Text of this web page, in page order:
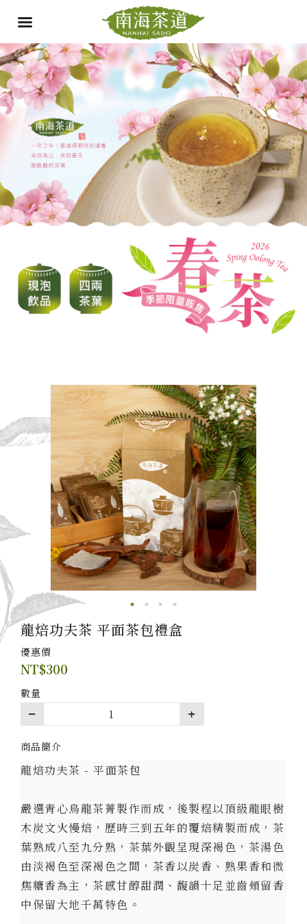
龍焙功夫茶 平面茶包禮盒
優惠價
NT$300
數量
商品簡介
龍焙功夫茶 - 平面茶包
嚴選青心烏龍茶菁製作而成，後製程以頂級龍眼樹
木炭文火慢焙，歷時三到五年的覆焙精製而成，茶
葉熟成八至九分熟，茶葉外觀呈現深褐色，茶湯色
由淡褐色至深褐色之間，茶香以炭香、熟果香和微
焦糖香為主，茶感甘醇甜潤、馥韻十足並齒頰留香
中保留大地千萬特色。